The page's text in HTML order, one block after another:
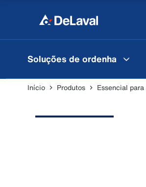
Soluções de ordenha
Início Produtos Essencial